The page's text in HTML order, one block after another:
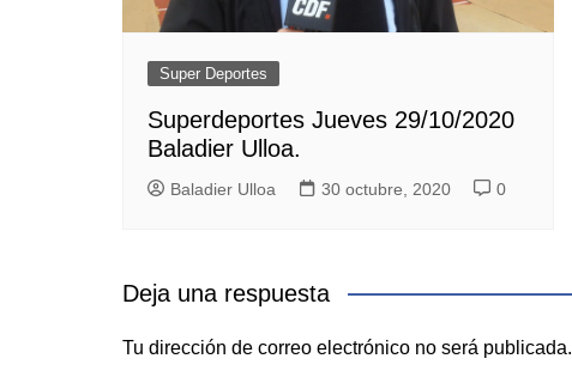
Super Deportes
Superdeportes Jueves 29/10/2020
Baladier Ulloa.
Baladier Ulloa 30 octubre, 2020 0
Deja una respuesta
Tu dirección de correo electrónico no será publicada.